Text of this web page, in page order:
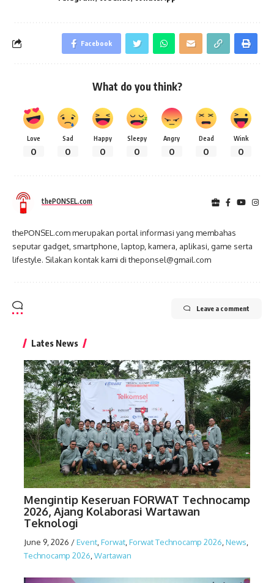
Facebook
What do you think?
Love
0
Sad
0
Happy
0
Sleepy
0
Angry
0
Dead
0
Wink
0
thePONSEL.com
thePONSEL.com merupakan portal informasi yang membahas
seputar gadget, smartphone, laptop, kamera, aplikasi, game serta
lifestyle. Silakan kontak kami di theponsel@gmail.com
Leave a comment
Lates News
Mengintip Keseruan FORWAT Technocamp
2026, Ajang Kolaborasi Wartawan
Teknologi
June 9, 2026 /Event Forwat Forwat Technocamp 2026 News
Technocamp 2026 Wartawan